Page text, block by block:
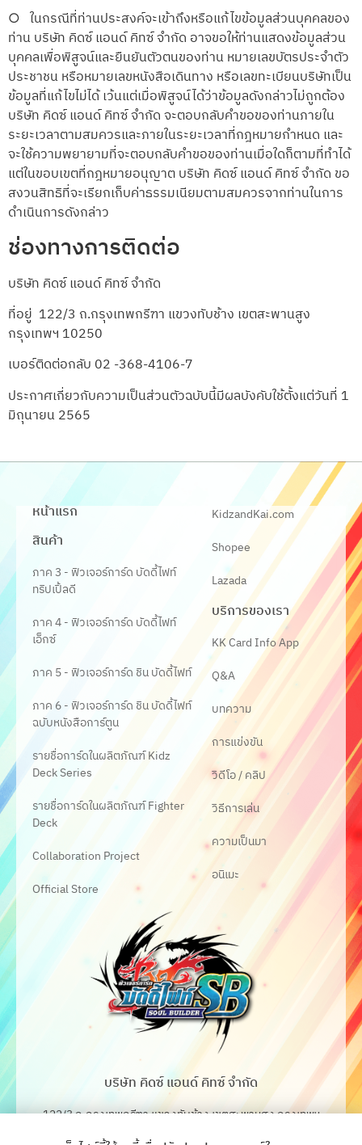
○ ในกรณีที่ท่านประสงค์จะเข้าถึงหรือแก้ไขข้อมูลส่วนบุคคลของ
ท่าน บริษัท คิดซ์ แอนด์ คิทซ์ จำกัด อาจขอให้ท่านแสดงข้อมูลส่วน
บุคคลเพื่อพิสูจน์และยืนยันตัวตนของท่าน หมายเลขบัตรประจำตัว
ประชาชน หรือหมายเลขหนังสือเดินทาง หรือเลขทะเบียนบริษัทเป็น
ข้อมูลที่แก้ไขไม่ได้ เว้นแต่เมื่อพิสูจน์ได้ว่าข้อมูลดังกล่าวไม่ถูกต้อง
บริษัท คิดซ์ แอนด์ คิทซ์ จำกัด จะตอบกลับคำขอของท่านภายใน
ระยะเวลาตามสมควรและภายในระยะเวลาที่กฎหมายกำหนด และ
จะใช้ความพยายามที่จะตอบกลับคำขอของท่านเมื่อใดก็ตามที่ทำได้
แต่ในขอบเขตที่กฎหมายอนุญาต บริษัท คิดซ์ แอนด์ คิทซ์ จำกัด ขอ
สงวนสิทธิที่จะเรียกเก็บค่าธรรมเนียมตามสมควรจากท่านในการ
ดำเนินการดังกล่าว
ช่องทางการติดต่อ
บริษัท คิดซ์ แอนด์ คิทซ์ จำกัด
ที่อยู่ 122/3 ถ.กรุงเทพกรีฑา แขวงทับช้าง เขตสะพานสูง
กรุงเทพฯ 10250
เบอร์ติดต่อกลับ 02 -368-4106-7
ประกาศเกี่ยวกับความเป็นส่วนตัวฉบับนี้มีผลบังคับใช้ตั้งแต่วันที่ 1
มิถุนายน 2565
หน้าแรก
สินค้า
ภาค 3 - ฟิวเจอร์การ์ด บัดดี้ไฟท์
ทริปเปิ้ลดี
ภาค 4 - ฟิวเจอร์การ์ด บัดดี้ไฟท์
เอ็กซ์
ภาค 5 - ฟิวเจอร์การ์ด ชิน บัดดี้ไฟท์
ภาค 6 - ฟิวเจอร์การ์ด ชิน บัดดี้ไฟท์
ฉบับหนังสือการ์ตูน
รายชื่อการ์ดในผลิตภัณฑ์ Kidz
Deck Series
รายชื่อการ์ดในผลิตภัณฑ์ Fighter
Deck
Collaboration Project
Official Store
KidzandKai.com
Shopee
Lazada
บริการของเรา
KK Card Info App
Q&A
บทความ
การแข่งขัน
วิดีโอ / คลิป
วิธีการเล่น
ความเป็นมา
อนิเมะ
บริษัท คิดซ์ แอนด์ คิทซ์ จำกัด
122/3 ถ.กรุงเทพกรีฑา แขวงทับช้าง เขตสะพานสูง กรุงเทพฯ